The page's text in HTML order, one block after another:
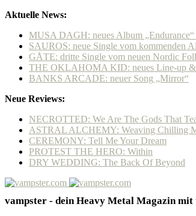
Aktuelle News:
MUSA DAGH: neues Album
SAUROS: neue Single vom kommenden
GÅTE: dritte Single vom neuen Nordic
THE OKLAHOMA KID: neues Line-up &
BANKS ARCADE: neuer Song „Mirror“
Neue Reviews:
NECROTTED: We Are The Gods That
ASTRAL ALCHEMY: Weaving Chilling
CEREMONY: Tell Me Your Dream
PROTEST THE HERO: Within
DRY WEDDING: The Back Of Beyond
vampster - dein Heavy Metal Magazin mit